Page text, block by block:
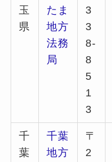
玉
県
たま
地方
法務
局
3
3
8-
8
5
1
3
千
葉
千葉
地方
〒
2